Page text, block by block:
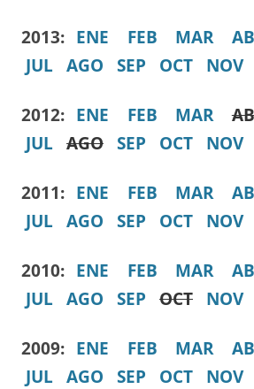
2013: ENE FEB MAR
JUL
AGO SEP OCT NOV
2012: ENE FEB MAR
JUL
AGO SEP OCT NOV
2011: ENE FEB MAR
JUL
AGO SEP OCT NOV
2010: ENE FEB MAR
JUL
AGO SEP OCT NOV
2009: ENE FEB MAR
JUL
AGO SEP OCT NOV